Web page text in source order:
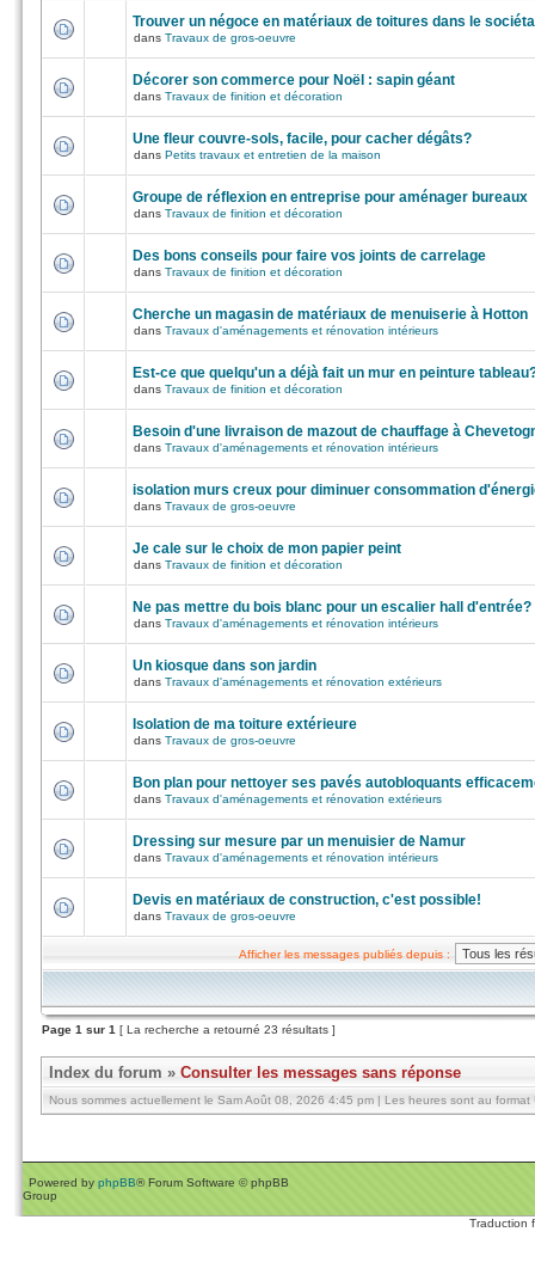
Trouver un négoce en matériaux de toitures dans le
dans Travaux de gros-oeuvre
Décorer son commerce pour Noël : sapin géant
dans Travaux de finition et décoration
Une fleur couvre-sols, facile, pour cacher dégâts?
dans Petits travaux et entretien de la maison
Groupe de réflexion en entreprise pour aménager bureaux
dans Travaux de finition et décoration
Des bons conseils pour faire vos joints de carrelage
dans Travaux de finition et décoration
Cherche un magasin de matériaux de menuiserie à Hotton
dans Travaux d'aménagements et rénovation intérieurs
Est-ce que quelqu'un a déjà fait un mur en peinture
dans Travaux de finition et décoration
Besoin d'une livraison de mazout de chauffage à
dans Travaux d'aménagements et rénovation intérieurs
isolation murs creux pour diminuer consommation
dans Travaux de gros-oeuvre
Je cale sur le choix de mon papier peint
dans Travaux de finition et décoration
Ne pas mettre du bois blanc pour un escalier hall d'entrée?
dans Travaux d'aménagements et rénovation intérieurs
Un kiosque dans son jardin
dans Travaux d'aménagements et rénovation extérieurs
Isolation de ma toiture extérieure
dans Travaux de gros-oeuvre
Bon plan pour nettoyer ses pavés autobloquants
dans Travaux d'aménagements et rénovation extérieurs
Dressing sur mesure par un menuisier de Namur
dans Travaux d'aménagements et rénovation intérieurs
Devis en matériaux de construction, c'est possible!
dans Travaux de gros-oeuvre
Afficher les messages publiés depuis :
Page 1 sur 1 [ La recherche a retourné 23 résultats ]
Index du forum » Consulter les messages sans réponse
Nous sommes actuellement le Sam Août 08, 2026 4:45 pm | Les heures sont au format
Powered by phpBB® Forum Software © phpBB
Group
Traduction